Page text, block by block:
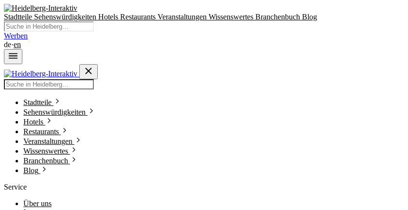
Stadtteile Sehenswürdigkeiten Hotels Restaurants Veranstaltungen Wissenswertes Branchenbuch Blog
Werben
de·en
Stadtteile
Sehenswürdigkeiten
Hotels
Restaurants
Veranstaltungen
Wissenswertes
Branchenbuch
Blog
Service
Über uns